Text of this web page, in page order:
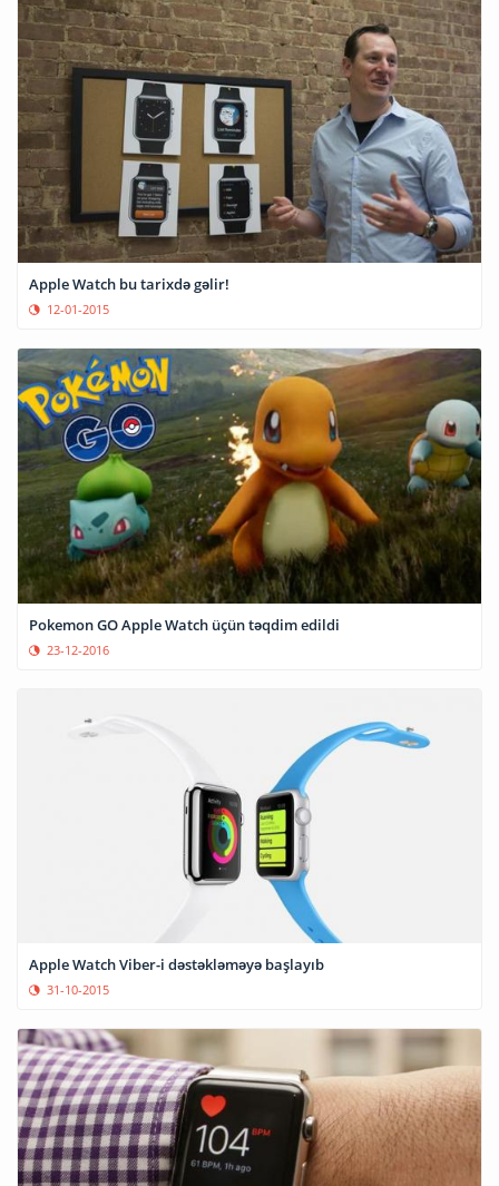
Apple Watch bu tarixdə gəlir!
12-01-2015
Pokemon GO Apple Watch üçün təqdim edildi
23-12-2016
Apple Watch Viber-i dəstəkləməyə başlayıb
31-10-2015